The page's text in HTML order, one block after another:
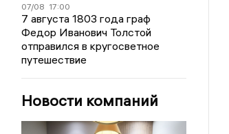
07/08 17:00
7 августа 1803 года граф
Федор Иванович Толстой
отправился в кругосветное
путешествие
Новости компаний